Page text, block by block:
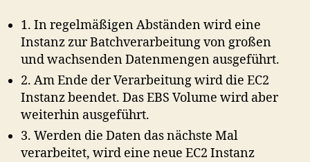
1. In regelmäßigen Abständen wird eine
Instanz zur Batchverarbeitung von großen
und wachsenden Datenmengen ausgeführt.
2. Am Ende der Verarbeitung wird die EC2
Instanz beendet. Das EBS Volume wird aber
weiterhin ausgeführt.
3. Werden die Daten das nächste Mal
verarbeitet, wird eine neue EC2 Instanz